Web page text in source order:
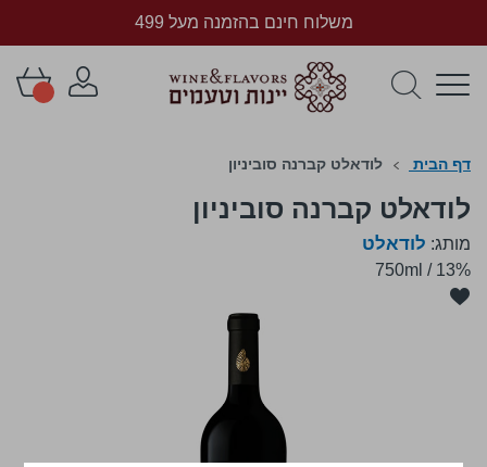
משלוח חינם בהזמנה מעל 499
דף הבית לודאלט קברנה סוביניון
לודאלט קברנה סוביניון
מותג: לודאלט
750ml / 13%
לדלג
לסוף